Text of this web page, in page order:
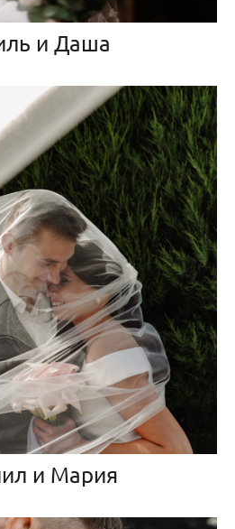
и Даша
и Мария